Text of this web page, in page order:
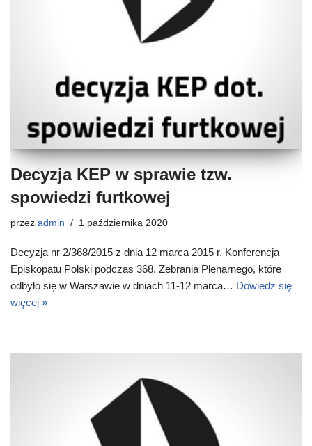
Decyzja KEP w sprawie tzw.
spowiedzi furtkowej
przez admin 1 października 2020
Decyzja nr 2/368/2015 z dnia 12 marca 2015 r. Konferencja
Episkopatu Polski podczas 368. Zebrania Plenarnego, które
odbyło się w Warszawie w dniach 11-12 marca… Dowiedz się
więcej »